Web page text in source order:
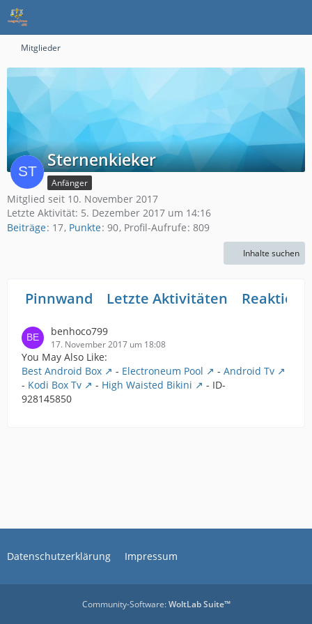
Mitglieder
Sternenkieker
Anfänger
Mitglied seit 10. November 2017
Letzte Aktivität: 5. Dezember 2017 um 14:16
Beiträge 17 Punkte 90 Profil-Aufrufe 809
Inhalte suchen
Pinnwand Letzte Aktivitäten
benhoco799
17. November 2017 um 18:08
You May Also Like:
Best Android Box
- Electroneum Pool - Android Tv
- Kodi Box Tv - High Waisted Bikini
- ID-
928145850
Datenschutzerklärung Impressum
Community-Software:WoltLab Suite™